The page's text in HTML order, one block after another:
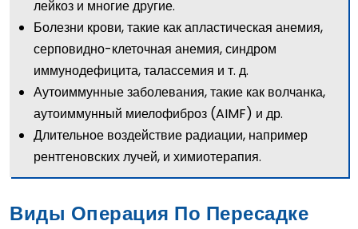
лейкоз и многие другие.
Болезни крови, такие как апластическая анемия,
серповидно-клеточная анемия, синдром
иммунодефицита, талассемия и т. д.
Аутоиммунные заболевания, такие как волчанка,
аутоиммунный миелофиброз (AIMF) и др.
Длительное воздействие радиации, например
рентгеновских лучей, и химиотерапия.
Виды Операция По Пересадке